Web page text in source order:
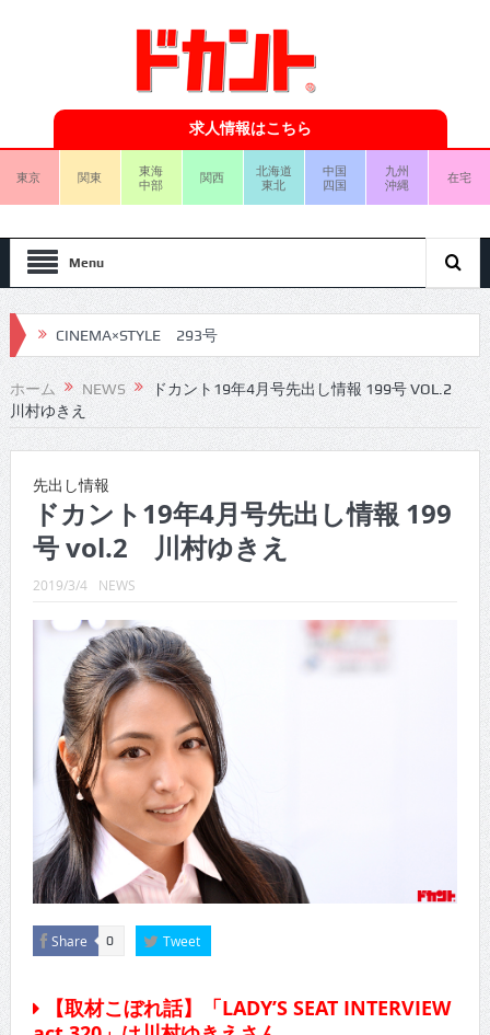
求人情報はこちら
東京 関東
東海
中部
関西
北海道
東北
中国
四国
九州
沖縄
在宅
Menu
CINEMA×STYLE 293号
CINEMA×STYLE 292号
CINEMA×STYLE 291号
CINEMA×STYLE 289号
CINEMA×STYLE 288号
CINEMA×STYLE 287号
CINEMA×STYLE 286号
CINEMA×STYLE 285号
CINEMA×STYLE 294号
ホーム NEWS
ドカント19年4月号先出し情報 199号 VOL.2
川村ゆきえ
先出し情報
ドカント19年4月号先出し情報 199
号 vol.2 川村ゆきえ
2019/3/4 NEWS
Share 0 Tweet
【取材こぼれ話】「LADY’S SEAT INTERVIEW